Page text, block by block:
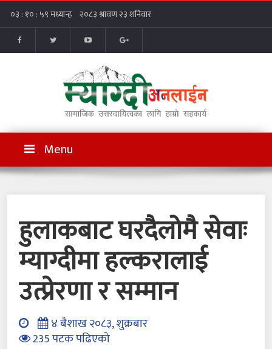
Menu
हुलाकबाट घरदैलोमै सेवाः
म्याग्दीमा हल्करालाई
उत्प्रेरणा र सम्मान
४ बैशाख २०८३, शुक्रबार
235 पटक पढिएको